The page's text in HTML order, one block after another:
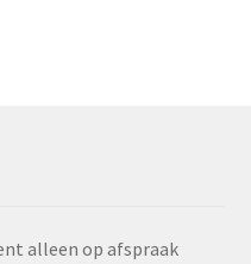
alleen op afspraak